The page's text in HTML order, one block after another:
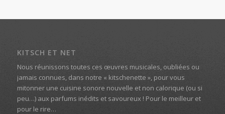
KITSCH ET NET
Nous réunissons toutes ces œuvres musicales, oubliées ou
jamais connues, dans notre « kitschenette », pour vous
mitonner une cuisine sonore nouvelle et non calorique (ou si
peu…) aux parfums inédits et savoureux ! Pour le meilleur et
pour le rire…